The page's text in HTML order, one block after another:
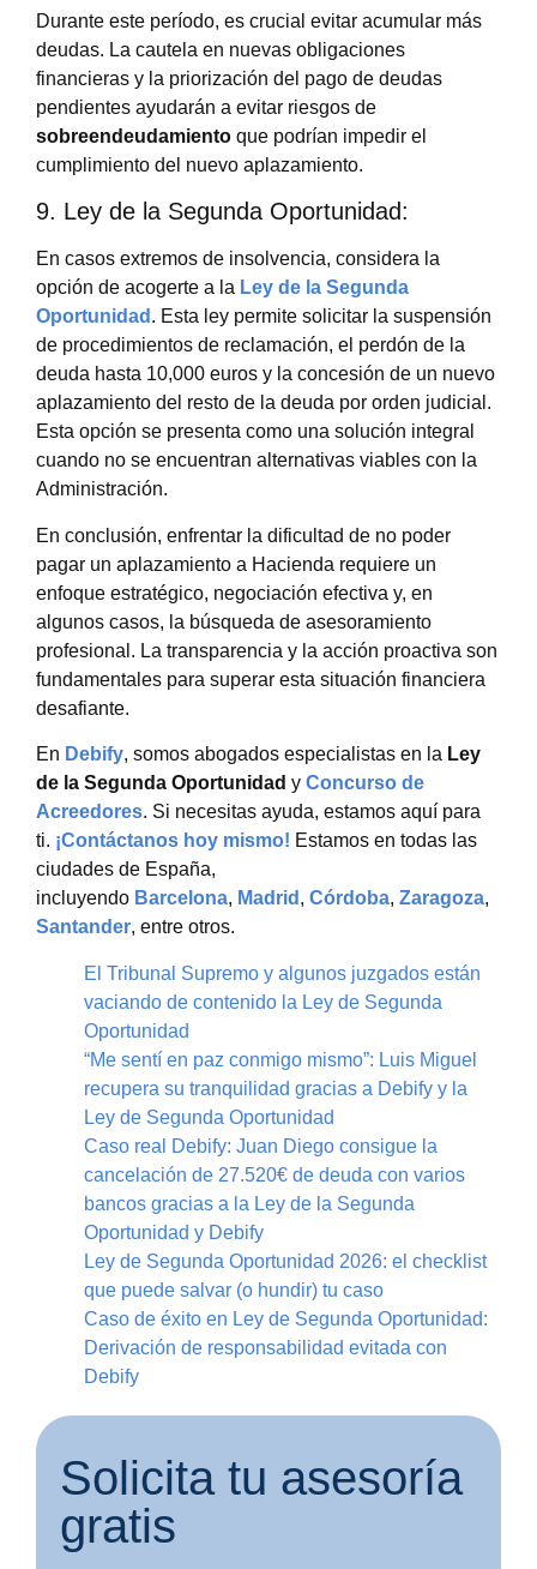
Durante este período, es crucial evitar acumular más
deudas. La cautela en nuevas obligaciones
financieras y la priorización del pago de deudas
pendientes ayudarán a evitar riesgos de
sobreendeudamiento que podrían impedir el
cumplimiento del nuevo aplazamiento.
9. Ley de la Segunda Oportunidad:
En casos extremos de insolvencia, considera la
opción de acogerte a la Ley de la Segunda
Oportunidad . Esta ley permite solicitar la suspensión
de procedimientos de reclamación, el perdón de la
deuda hasta 10,000 euros y la concesión de un nuevo
aplazamiento del resto de la deuda por orden judicial.
Esta opción se presenta como una solución integral
cuando no se encuentran alternativas viables con la
Administración.
En conclusión, enfrentar la dificultad de no poder
pagar un aplazamiento a Hacienda requiere un
enfoque estratégico, negociación efectiva y, en
algunos casos, la búsqueda de asesoramiento
profesional. La transparencia y la acción proactiva son
fundamentales para superar esta situación financiera
desafiante.
En Debify, somos abogados especialistas en la Ley
de la Segunda Oportunidad y Concurso de
Acreedores. Si necesitas ayuda, estamos aquí para
ti. ¡Contáctanos hoy mismo! Estamos en todas las
ciudades de España,
incluyendo Barcelona, Madrid , Córdoba, Zaragoza,
Santander, entre otros.
El Tribunal Supremo y algunos juzgados están
vaciando de contenido la Ley de Segunda
Oportunidad
“Me sentí en paz conmigo mismo”: Luis Miguel
recupera su tranquilidad gracias a Debify y la
Ley de Segunda Oportunidad
Caso real Debify: Juan Diego consigue la
cancelación de 27.520€ de deuda con varios
bancos gracias a la Ley de la Segunda
Oportunidad y Debify
Ley de Segunda Oportunidad 2026: el checklist
que puede salvar (o hundir) tu caso
Caso de éxito en Ley de Segunda Oportunidad:
Derivación de responsabilidad evitada con
Debify
Solicita tu asesoría
gratis